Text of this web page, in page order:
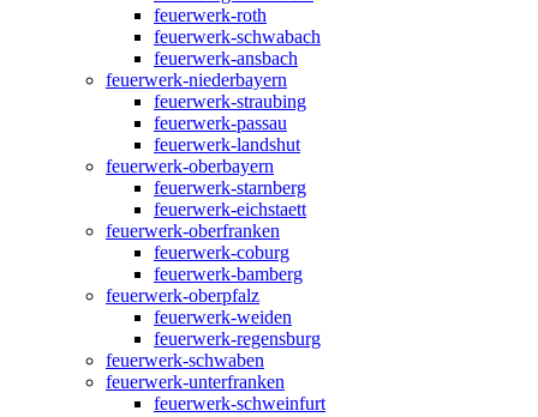
feuerwerk-roth
feuerwerk-schwabach
feuerwerk-ansbach
feuerwerk-niederbayern
feuerwerk-straubing
feuerwerk-passau
feuerwerk-landshut
feuerwerk-oberbayern
feuerwerk-starnberg
feuerwerk-eichstaett
feuerwerk-oberfranken
feuerwerk-coburg
feuerwerk-bamberg
feuerwerk-oberpfalz
feuerwerk-weiden
feuerwerk-regensburg
feuerwerk-schwaben
feuerwerk-unterfranken
feuerwerk-schweinfurt